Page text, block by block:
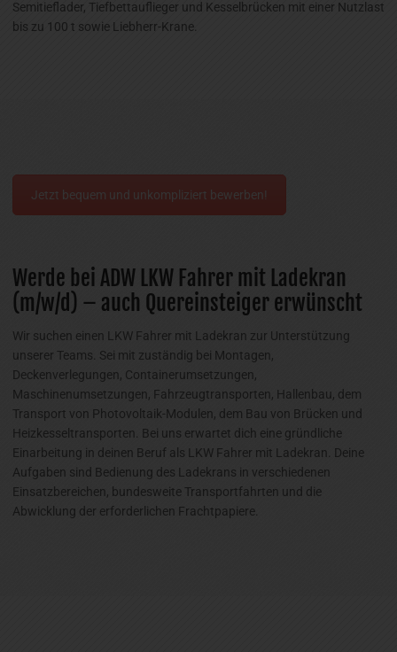
Semitieflader, Tiefbettauflieger und Kesselbrücken mit einer Nutzlast
bis zu 100 t sowie Liebherr-Krane.
Jetzt bequem und unkompliziert bewerben!
Werde bei ADW LKW Fahrer mit Ladekran
(m/w/d) – auch Quereinsteiger erwünscht
Wir suchen einen LKW Fahrer mit Ladekran zur Unterstützung
unserer Teams. Sei mit zuständig bei Montagen,
Deckenverlegungen, Containerumsetzungen,
Maschinenumsetzungen, Fahrzeugtransporten, Hallenbau, dem
Transport von Photovoltaik-Modulen, dem Bau von Brücken und
Heizkesseltransporten. Bei uns erwartet dich eine gründliche
Einarbeitung in deinen Beruf als LKW Fahrer mit Ladekran. Deine
Aufgaben sind Bedienung des Ladekrans in verschiedenen
Einsatzbereichen, bundesweite Transportfahrten und die
Abwicklung der erforderlichen Frachtpapiere.